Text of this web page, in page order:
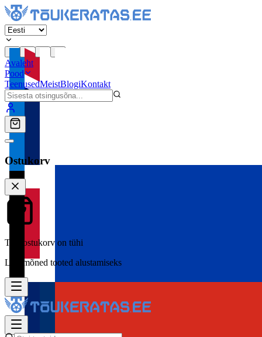
Avaleht
Pood
TeenusedMeistBlogiKontakt
Ostukorv
Teie ostukorv on tühi
Lisa mõned tooted alustamiseks